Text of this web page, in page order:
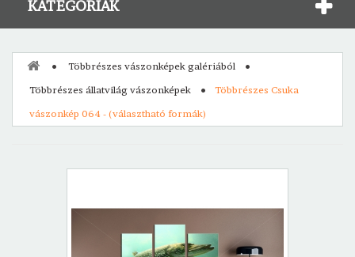
KATEGÓRIÁK
Többrészes vászonképek galériából
Többrészes állatvilág vászonképek
Többrészes Csuka
vászonkép 064 - (választható formák)